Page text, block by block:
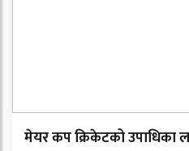
मेयर कप क्रिकेटको उपाधिका